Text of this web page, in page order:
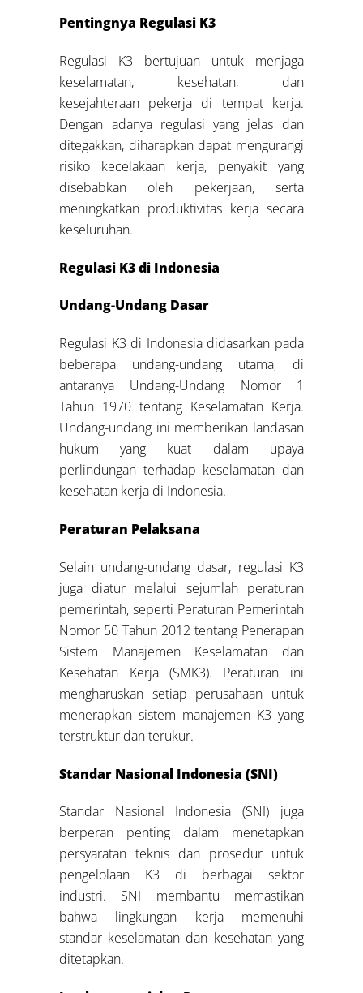
Pentingnya Regulasi K3
Regulasi K3 bertujuan untuk menjaga
keselamatan, kesehatan, dan
kesejahteraan pekerja di tempat kerja.
Dengan adanya regulasi yang jelas dan
ditegakkan, diharapkan dapat mengurangi
risiko kecelakaan kerja, penyakit yang
disebabkan oleh pekerjaan, serta
meningkatkan produktivitas kerja secara
keseluruhan.
Regulasi K3 di Indonesia
Undang-Undang Dasar
Regulasi K3 di Indonesia didasarkan pada
beberapa undang-undang utama, di
antaranya Undang-Undang Nomor 1
Tahun 1970 tentang Keselamatan Kerja.
Undang-undang ini memberikan landasan
hukum yang kuat dalam upaya
perlindungan terhadap keselamatan dan
kesehatan kerja di Indonesia.
Peraturan Pelaksana
Selain undang-undang dasar, regulasi K3
juga diatur melalui sejumlah peraturan
pemerintah, seperti Peraturan Pemerintah
Nomor 50 Tahun 2012 tentang Penerapan
Sistem Manajemen Keselamatan dan
Kesehatan Kerja (SMK3). Peraturan ini
mengharuskan setiap perusahaan untuk
menerapkan sistem manajemen K3 yang
terstruktur dan terukur.
Standar Nasional Indonesia (SNI)
Standar Nasional Indonesia (SNI) juga
berperan penting dalam menetapkan
persyaratan teknis dan prosedur untuk
pengelolaan K3 di berbagai sektor
industri. SNI membantu memastikan
bahwa lingkungan kerja memenuhi
standar keselamatan dan kesehatan yang
ditetapkan.